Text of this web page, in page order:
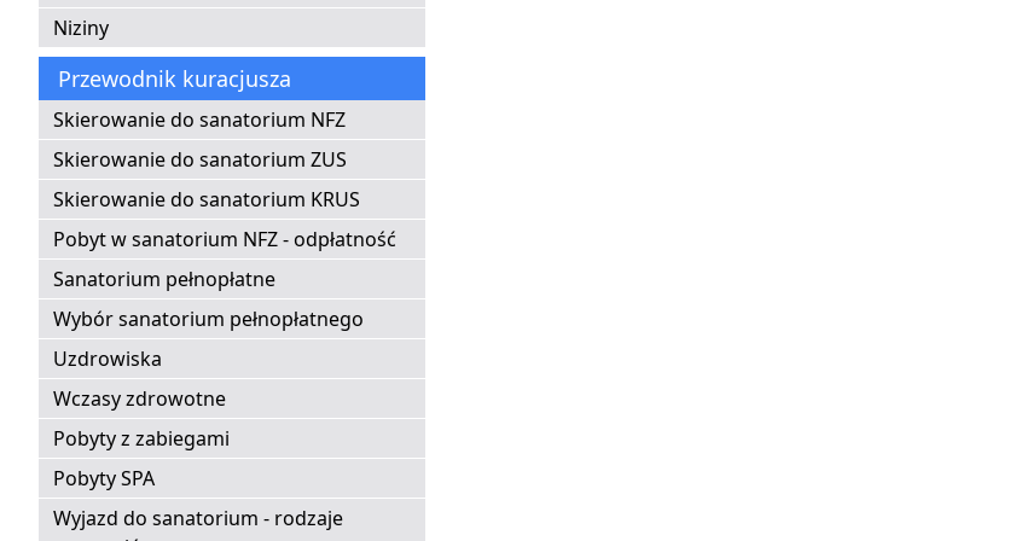
Niziny
Przewodnik kuracjusza
Skierowanie do sanatorium NFZ
Skierowanie do sanatorium ZUS
Skierowanie do sanatorium KRUS
Pobyt w sanatorium NFZ - odpłatność
Sanatorium pełnopłatne
Wybór sanatorium pełnopłatnego
Uzdrowiska
Wczasy zdrowotne
Pobyty z zabiegami
Pobyty SPA
Wyjazd do sanatorium - rodzaje